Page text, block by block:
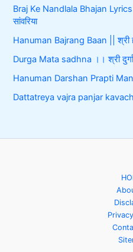
Braj Ke Nandlala Bhajan
सांवरिया
Hanuman Bajrang Baan || श्री
Durga Mata sadhna ।। श्री दुर्गा
Hanuman Darshan Prapti
Dattatreya vajra panjar